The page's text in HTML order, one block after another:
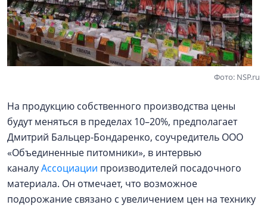
Фото: NSP.ru
На продукцию собственного производства цены
будут меняться в пределах 10–20%, предполагает
Дмитрий Бальцер-Бондаренко, соучредитель ООО
«Объединенные питомники», в интервью
каналуАссоциации производителей посадочного
материала. Он отмечает, что возможное
подорожание связано с увеличением цен на технику